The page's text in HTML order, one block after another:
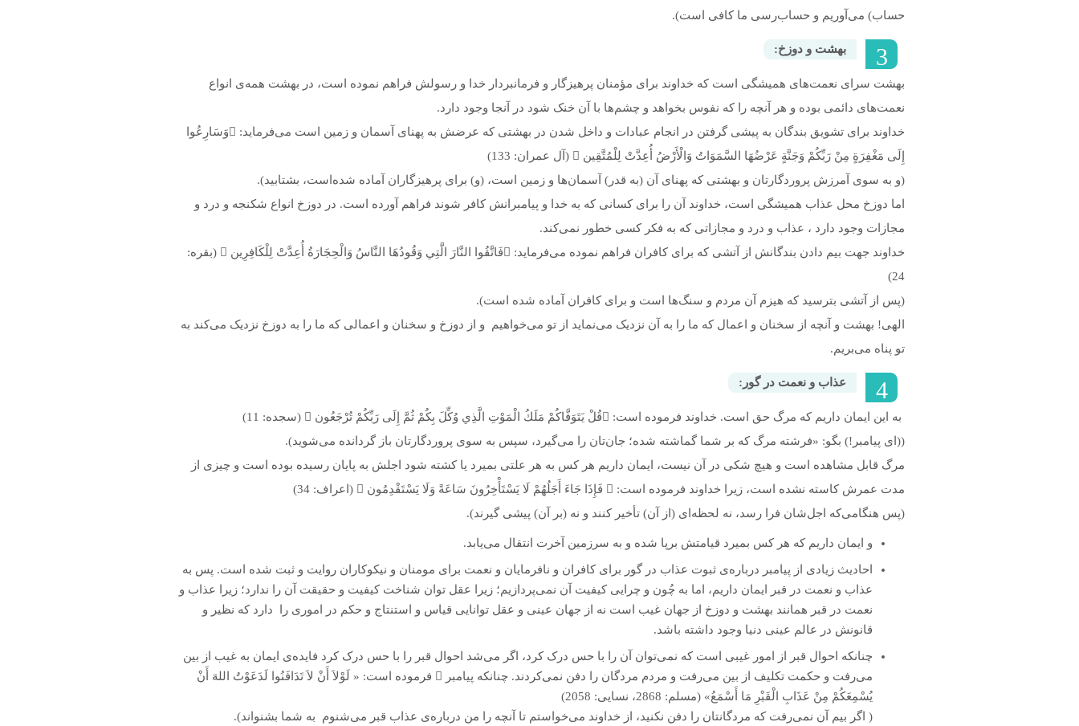
حساب) می‌آوریم و حساب‌رسی ما کافی است).
بهشت و دوزخ:
بهشت سرا‌ی نعمت‌های همیشگی است که خداوند برای مؤمنان پرهیزگار و فرمانبردار خدا و رسولش فراهم نموده است، در بهشت همه‌ی انواع
نعمت‌های دائمی بوده و هر آنچه را که نفوس بخواهد و چشم‌ها با آن خنک ‌شود در آنجا وجود دارد.
خداوند برای تشویق بندگان به پیشی گرفتن در انجام عبادات و داخل شدن در بهشتی که عرضش به پهنا‌ی آسمان و زمین است می‌فرماید: وَسَارِعُوا
إِلَى مَغْفِرَةٍ مِنْ رَبِّكُمْ وَجَنَّةٍ عَرْضُهَا السَّمَوَاتُ وَالْأَرْضُ أُعِدَّتْ لِلْمُتَّقِين  (آل عمران: 133)
(و به سوی آمرزش پروردگارتان و بهشتی که پهنای آن (به قدر) آسمان‌ها و زمین است، (و) برای پرهیزگاران آماده شده‌است، بشتابید).
اما دوزخ محل عذاب همیشگی است، خداوند آن را برای کسانی که به خدا و پیامبرانش کافر شوند فراهم آورده است. در دوزخ انواع شکنجه و درد و
مجازات وجود دارد ، عذاب و درد و مجازاتی که به فکر کسی خطور نمی‌کند.
خداوند جهت بیم دادن بندگانش از آتشی که برای کافران فراهم نموده می‌فرماید: فَاتَّقُوا النَّارَ الَّتِي وَقُودُهَا النَّاسُ وَالْحِجَارَةُ أُعِدَّتْ لِلْكَافِرِين  (بقره:
24)
(پس از آتشی بترسید که هیزم آن مردم و سنگ‌ها است و برای کافران آماده شده است‏).
الهی! بهشت و آنچه از سخنان و اعمال که ما را به آن نزدیک می‌نماید از تو می‌خواهیم و از دوزخ و سخنان و اعمالی که ما را به دوزخ نزدیک می‌کند به
تو پناه می‌بریم.
عذاب و نعمت در گور:
به این ایمان داریم که مرگ حق است. خداوند فرموده است: قُلْ يَتَوَفَّاكُمْ مَلَكُ الْمَوْتِ الَّذِي وُكِّلَ بِكُمْ ثُمَّ إِلَى رَبِّكُمْ تُرْجَعُون  (سجده: 11)
((ای پیامبر!) بگو: «فرشته مرگ که بر شما گماشته شده؛ جان‌تان را می‌گیرد، سپس به سوی پروردگارتان باز گردانده می‌شوید).
مرگ قابل مشاهده است و هیچ شکی در آن نیست، ایمان داریم هر کس به هر علتی بمیرد یا کشته شود اجلش به پایان رسیده بوده است و چیزی از
مدت عمرش کاسته نشده است، زیرا خداوند فرموده است:  فَإِذَا جَاءَ أَجَلُهُمْ لَا يَسْتَأْخِرُونَ سَاعَةً وَلَا يَسْتَقْدِمُون  (اعراف: 34)
(پس هنگامی‌که اجل‌شان فرا رسد، نه لحظه‌ای (از آن) تأخير کنند و نه (بر آن) پيشی گيرند).
و ایمان داریم که هر کس بمیرد قیامتش برپا شده و به سرزمین آخرت انتقال می‌یابد.
احادیث زیادی از پیامبر درباره‌ی ثبوت عذاب در گور برای کافران و نافرمایان و نعمت برای مومنان و نیکوکاران روایت و ثبت شده است. پس به
عذاب و نعمت در قبر ایمان داریم، اما به چُون و چرایی کیفیت آن نمی‌پردازیم؛ زیرا عقل توان شناخت کیفیت و حقیقت آن را ندارد؛ زیرا عذاب و
نعمت در قبر همانند بهشت و دوزخ از جهان غیب است نه از جهان عینی و عقل توانایی قیاس و استنتاج و حکم در اموری را دارد که نظیر و
قانونش در عالم عینی دنیا وجود داشته باشد.
چنان‏که احوال قبر از امور غیبی است که نمی‌توان آن را با حس درک کرد، اگر می‌شد احوال قبر را با حس درک کرد فایده‌ی ایمان به غیب از بین
می‌رفت و حکمت تکلیف از بین می‌رفت و مردم مردگان را دفن نمی‌کردند. چنان‏که پیامبر  فرموده است: « لَوْلاَ أَنْ لاَ تَدَافَنُوا لَدَعَوْتُ اللهَ أَنْ
يُسْمِعَكُمْ مِنْ عَذَابِ الْقَبْرِ مَا أَسْمَعُ» (مسلم: 2868، نسایی: 2058)
( اگر بیم آن نمی‌رفت که مردگانتان را دفن نکنید، از خداوند می‌خواستم تا آن‏چه را من درباره‌ی عذاب قبر می‌شنوم به شما بشنواند).